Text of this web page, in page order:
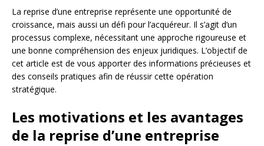
La reprise d’une entreprise représente une opportunité de
croissance, mais aussi un défi pour l’acquéreur. Il s’agit d’un
processus complexe, nécessitant une approche rigoureuse et
une bonne compréhension des enjeux juridiques. L’objectif de
cet article est de vous apporter des informations précieuses et
des conseils pratiques afin de réussir cette opération
stratégique.
Les motivations et les avantages
de la reprise d’une entreprise